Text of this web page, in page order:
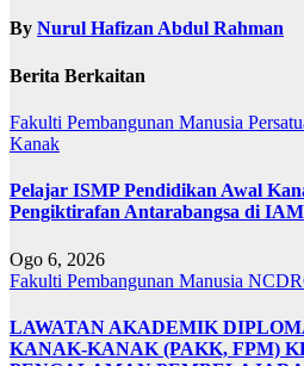
By Nurul Hafizan Abdul Rahman
Berita Berkaitan
Fakulti Pembangunan Manusia
Kanak
Pelajar ISMP Pendidikan Awal
Pengiktirafan Antarabangsa di
Ogo 6, 2026
Fakulti Pembangunan Manusia
LAWATAN AKADEMIK
KANAK-KANAK (PAKK, FPM)